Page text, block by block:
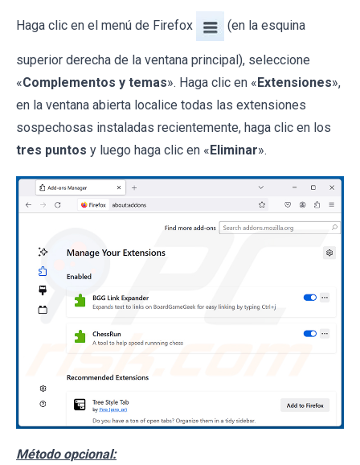
Haga clic en el menú de Firefox (en la esquina
superior derecha de la ventana principal), seleccione
«Complementos y temas». Haga clic en «Extensiones»,
en la ventana abierta localice todas las extensiones
sospechosas instaladas recientemente, haga clic en los
tres puntos y luego haga clic en «Eliminar».
Método opcional: